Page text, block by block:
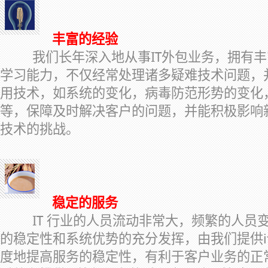
丰富的经验
我们长年深入地从事IT外包业务，拥有
学习能力，不仅经常处理诸多疑难技术问题
用技术，如系统的变化，病毒防范形势的变
等，保障及时解决客户的问题，并能积极影
技术的挑战。
稳定的服务
IT 行业的人员流动非常大，频繁的人员
的稳定性和系统优势的充分发挥，由我们提
度地提高服务的稳定性，有利于客户业务的